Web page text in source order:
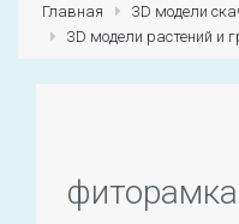
Первый раз?
Главная
3D модели
3D модели растений и
фиторамка